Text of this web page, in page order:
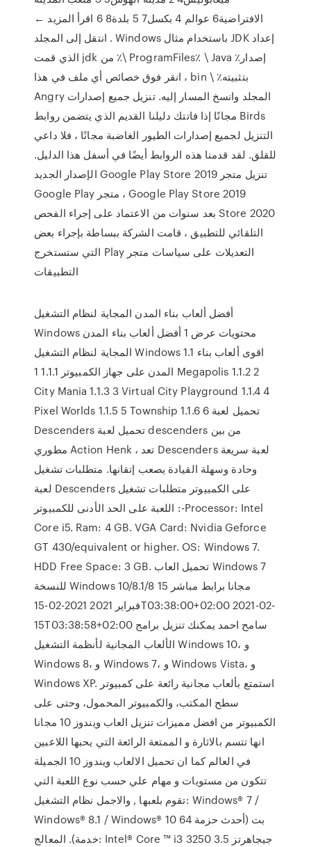
الافتراضية6 عوالم 4 بكسل7 5 بلدة8 6 اقرأ المزيد ←
إعداد JDK باستخدام مثال Windows . انتقل إلى المجلد
إصدار٪ ProgramFiles٪ \ Java \٪ من jdk الذي قمت
بتثبيته٪ \ bin ، انقر فوق خصائص أي ملف في هذا
المجلد وانسخ المسار إليه. تنزيل جميع إصدارات Angry
Birds مجانًا إذا فاتتك دليلنا القديم الذي يتضمن روابط
التنزيل لجميع إصدارات الطيور الغاضبة مجانًا ، فلا داعي
للقلق. لقد قدمنا هذه الروابط أيضًا في أسفل هذا الدليل.
تنزيل متجر Google Play Store 2019 الإصدار الجديد
Google Play Store 2019 ، متجر Google Play
Store 2020 بعد سنوات من الاعتماد على إجراء الفحص
التلقائي للتطبيق ، قامت الشركة ببساطة بإجراء بعض
التعديلات على سياسات متجر Play التي ستستخرج
التطبيقات
أفضل ألعاب بناء المدن المجاية لنظام التشغيل
Windows محتويات عرض 1 أفضل ألعاب بناء المدن
المجاية لنظام التشغيل Windows 1.1 اقوى ألعاب بناء
المدن على جهاز الكمبيوتر 1.1.1 1 Megapolis 1.1.2 2
City Mania 1.1.3 3 Virtual City Playground 1.1.4 4
Pixel Worlds 1.1.5 5 Township 1.1.6 6 تحميل لعبة
Descenders تحميل لعبة descenders من بين
مطوري Action Henk ، تعد Descenders لعبة سريعة
وحادة وسهلة القيادة يصعب إتقانها. متطلبات تشغيل
لعبة Descenders على الكمبيوتر متطلبات تشغيل
اللعبة على الحد الأدنى للكمبيوتر :-Processor: Intel
Core i5. Ram: 4 GB. VGA Card: Nvidia Geforce
GT 430/equivalent or higher. OS: Windows 7.
HDD Free Space: 3 GB. تحميل العاب Windows 7
للنسخة Windows 10/8.1/8 مجانا برابط مباشر 15
فبراير 2021 2021-02-15T03:38:00+02:00 2021-02-
15T03:38:58+02:00 سامح احمد يمكنك تنزيل برامج
الألعاب المجانية لأنظمة التشغيل Windows 10، و
Windows 8، و Windows 7، و Windows Vista، و
Windows XP. استمتع بألعاب مجانية رائعة على كمبيوتر
سطح المكتب، والكمبيوتر المحمول، وحتى على
الكمبيوتر من افضل مميزات تنزيل العاب ويندوز 10 مجانا
انها تتسم بالاثارة و الممتعة الرائعة التي يحبها اللاعبين
في العالم كما ان تحميل الالعاب ويندوز 10 الجميلة
تتكون من مستويات و مهام علي حسب نوع اللعبة التي
تقوم بلعبها , والاجمل نظام التشغيل: Windows® 7 /
Windows® 8.1 / Windows® 10 64 بت (أحدث حزمة
خدمة). المعالج: Intel® Core ™ i3 3250 3.5 جيجاهرتز